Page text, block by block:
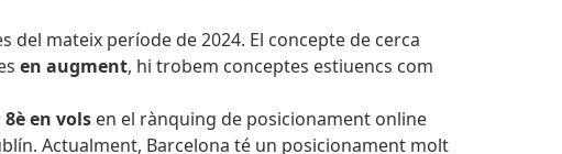
del mateix període de 2024. El concepte de cerca
en augment, hi trobem conceptes estiuencs com
en vols en el rànquing de posicionament online
Actualment, Barcelona té un posicionament molt